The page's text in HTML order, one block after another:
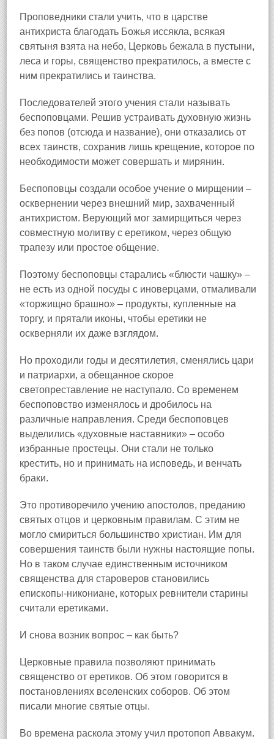
Проповедники стали учить, что в царстве
антихриста благодать Божья иссякла, всякая
святыня взята на небо, Церковь бежала в пустыни,
леса и горы, священство прекратилось, а вместе с
ним прекратились и таинства.
Последователей этого учения стали называть
беспоповцами. Решив устраивать духовную жизнь
без попов (отсюда и название), они отказались от
всех таинств, сохранив лишь крещение, которое по
необходимости может совершать и мирянин.
Беспоповцы создали особое учение о мирщении –
осквернении через внешний мир, захваченный
антихристом. Верующий мог замирщиться через
совместную молитву с еретиком, через общую
трапезу или простое общение.
Поэтому беспоповцы старались «блюсти чашку» –
не есть из одной посуды с иноверцами, отмаливали
«торжищно брашно» – продукты, купленные на
торгу, и прятали иконы, чтобы еретики не
оскверняли их даже взглядом.
Но проходили годы и десятилетия, сменялись цари
и патриархи, а обещанное скорое
светопреставление не наступало. Со временем
беспоповство изменялось и дробилось на
различные направления. Среди беспоповцев
выделились «духовные наставники» – особо
избранные простецы. Они стали не только
крестить, но и принимать на исповедь, и венчать
браки.
Это противоречило учению апостолов, преданию
святых отцов и церковным правилам. С этим не
могло смириться большинство христиан. Им для
совершения таинств были нужны настоящие попы.
Но в таком случае единственным источником
священства для староверов становились
епископы‑никониане, которых ревнители старины
считали еретиками.
И снова возник вопрос – как быть?
Церковные правила позволяют принимать
священство от еретиков. Об этом говорится в
постановлениях вселенских соборов. Об этом
писали многие святые отцы.
Во времена раскола этому учил протопоп Аввакум.